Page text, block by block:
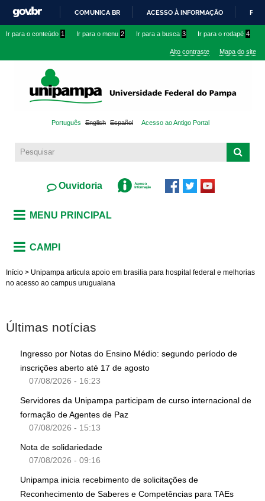
conteúdo
IR
O
COMUNICA BR ACESSO À INFORMAÇÃO
Ir para o conteúdo 1 Ir para o menu 2 Ir para a busca 3 Ir para o rodapé 4
Alto contraste Mapa do site
Português English Español Acesso ao Antigo Portal
Ouvidoria
MENU PRINCIPAL
CAMPI
Início > Unipampa articula apoio em brasilia para hospital federal e melhorias
no acesso ao campus uruguaiana
Últimas notícias
Ingresso por Notas do Ensino Médio: segundo período de
inscrições aberto até 17 de agosto
07/08/2026 - 16:23
Servidores da Unipampa participam de curso internacional de
formação de Agentes de Paz
07/08/2026 - 15:13
Nota de solidariedade
07/08/2026 - 09:16
Unipampa inicia recebimento de solicitações de
Reconhecimento de Saberes e Competências para TAEs